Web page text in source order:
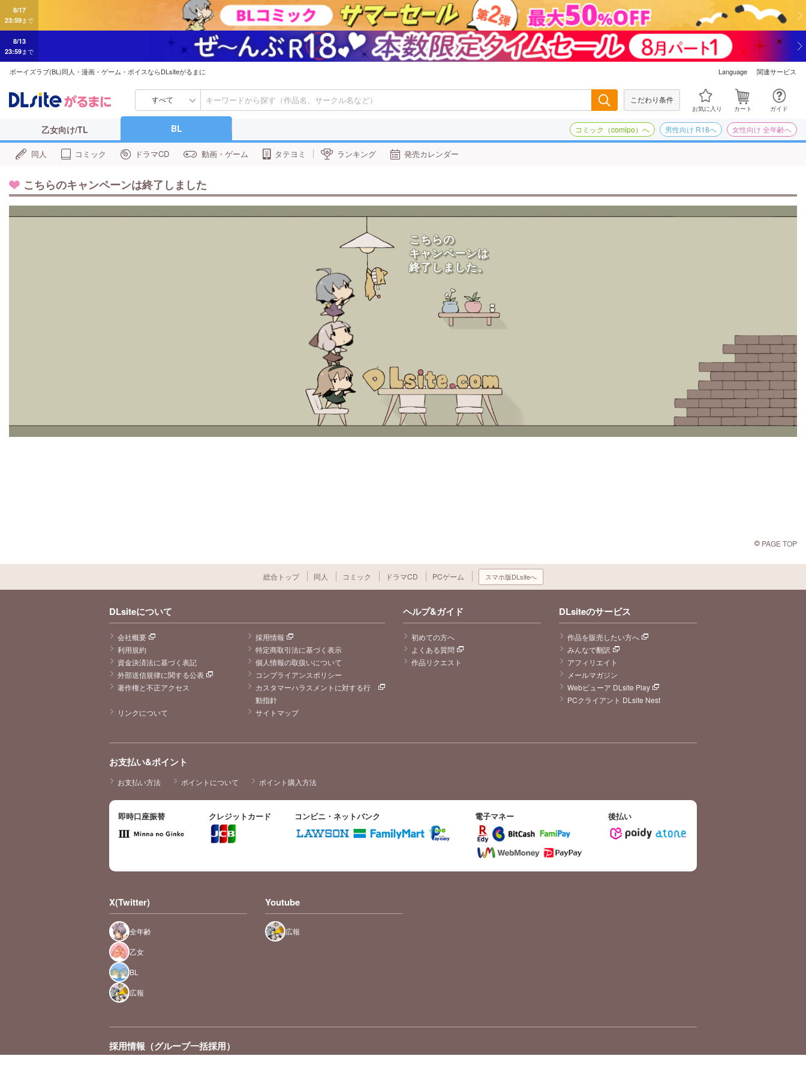
8/13
ボーイズラブ(BL)同人・漫画・ゲーム・ボイスならDLsiteがるまに Language 関連サービス
すべて こだわり条件
お気に入り カート ガイド
乙女向け/TL BL コミック（comipo）へ 男性向け R18へ 女性向け 全年齢へ
同人 コミック ドラマCD 動画・ゲーム タテヨミ ランキング 発売カレンダー
こちらのキャンペーンは終了しました
こちらの
キャンペーンは
終了しました。
PAGE TOP
総合トップ 同人 コミック ドラマCD PCゲーム スマホ版DLsiteへ
DLsiteについて
会社概要
採用情報
利用規約
特定商取引法に基づく表示
資金決済法に基づく表記
個人情報の取扱いについて
外部送信規律に関する公表
コンプライアンスポリシー
著作権と不正アクセス
カスタマーハラスメントに対する行
動指針
リンクについて
サイトマップ
ヘルプ&ガイド
初めての方へ
よくある質問
作品リクエスト
DLsiteのサービス
作品を販売したい方へ
みんなで翻訳
アフィリエイト
メールマガジン
Webビューア DLsite Play
PCクライアント DLsite Nest
お支払い&ポイント
お支払い方法 ポイントについて ポイント購入方法
即時口座振替 クレジットカード コンビニ・ネットバンク 電子マネー 後払い
X(Twitter)
全年齢
乙女
BL
広報
Youtube
広報
採用情報（グループ一括採用）